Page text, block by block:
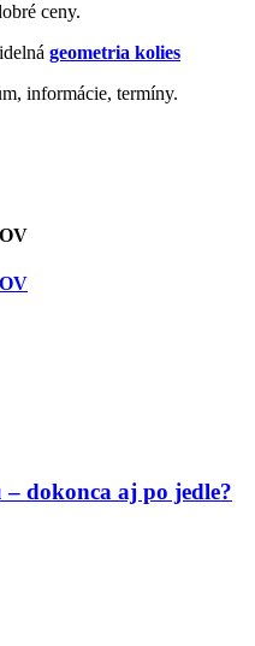
ceny.
geometria kolies
informácie, termíny.
– dokonca aj po jedle?